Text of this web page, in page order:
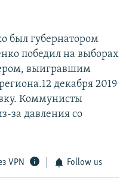
был губернатором
победил на выборах
выигравшим
декабря 2019
Коммунисты
за давления со
VPN Follow us